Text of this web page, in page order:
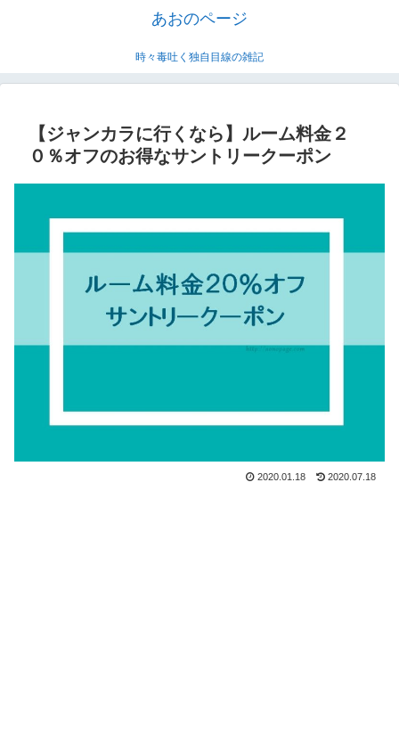
あおのページ
時々毒吐く独自目線の雑記
【ジャンカラに行くなら】ルーム料金２
０％オフのお得なサントリークーポン
2020.01.18 2020.07.18